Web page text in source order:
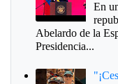
En
Abelardo de la
Presidencia...